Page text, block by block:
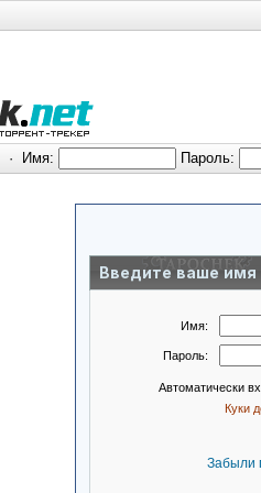
· Имя: Пароль:
Введите ваше имя
Имя:
Пароль:
Автоматически
Куки
Забыли